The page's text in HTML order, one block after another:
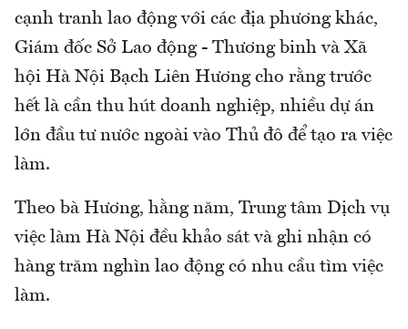
cạnh tranh lao động với các địa phương khác,
Giám đốc Sở Lao động - Thương binh và Xã
hội Hà Nội Bạch Liên Hương cho rằng trước
hết là cần thu hút doanh nghiệp, nhiều dự án
lớn đầu tư nước ngoài vào Thủ đô để tạo ra việc
làm.
Theo bà Hương, hằng năm, Trung tâm Dịch vụ
việc làm Hà Nội đều khảo sát và ghi nhận có
hàng trăm nghìn lao động có nhu cầu tìm việc
làm.